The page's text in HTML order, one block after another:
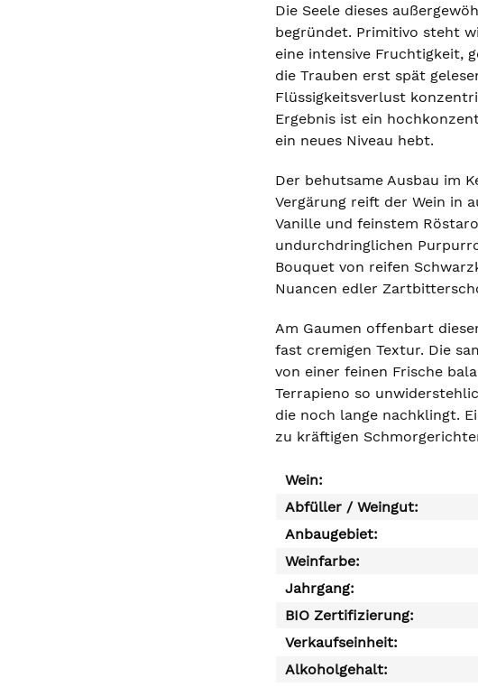
Die Seele dieses
begründet. Primitivo steht
eine intensive Fruchtigkeit,
die Trauben erst spät
Flüssigkeitsverlust
Ergebnis ist ein
ein neues Niveau hebt.
Der behutsame Ausbau im
Vergärung reift der Wein in
Vanille und feinstem
undurchdringlichen
Bouquet von reifen
Nuancen edler
Am Gaumen offenbart
fast cremigen Textur. Die
von einer feinen Frische
Terrapieno so
die noch lange nachklingt.
zu kräftigen
Wein:
Abfüller / Weingut:
Anbaugebiet:
Weinfarbe:
Jahrgang:
BIO Zertifizierung:
Verkaufseinheit:
Alkoholgehalt: